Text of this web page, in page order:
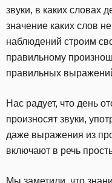
звуки, в каких словах
значение каких слов
наблюдений строим
правильному
правильных
Нас радует, что день
произносят звуки,
даже выражения из
включают в речь
Мы заметили, что